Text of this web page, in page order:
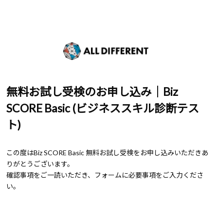
無料お試し受検のお申し込み｜Biz
SCORE Basic (ビジネススキル診断テス
ト)
この度はBiz SCORE Basic 無料お試し受検をお申し込みいただきあ
りがとうございます。
確認事項をご一読いただき、フォームに必要事項をご入力くださ
い。